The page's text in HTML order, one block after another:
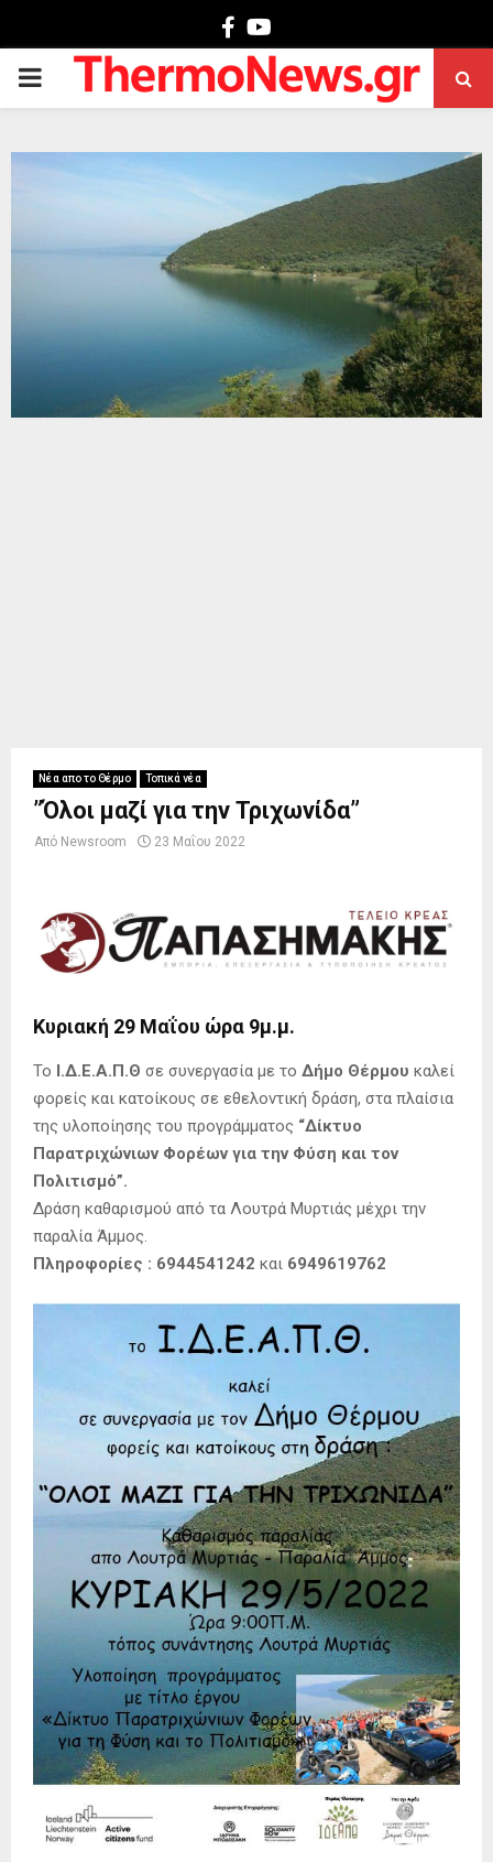
Facebook
PRIMARY
Νέα απο το Θέρμο Τοπικά νέα
”Όλοι μαζί για την Τριχωνίδα”
Από Newsroom 23 Μαΐου 2022
Κυριακή 29 Μαΐου ώρα 9μ.μ.
Το Ι.Δ.Ε.Α.Π.Θ σε συνεργασία με το Δήμο Θέρμου καλεί
φορείς και κατοίκους σε εθελοντική δράση, στα πλαίσια
της υλοποίησης του προγράμματος “Δίκτυο
Παρατριχώνιων Φορέων για την Φύση και τον
Πολιτισμό”.
Δράση καθαρισμού από τα Λουτρά Μυρτιάς μέχρι την
παραλία Άμμος.
Πληροφορίες : 6944541242 και 6949619762